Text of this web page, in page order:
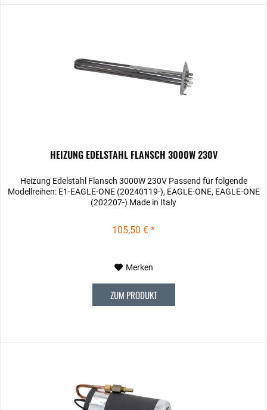
HEIZUNG EDELSTAHL FLANSCH 3000W 230V
Heizung Edelstahl Flansch 3000W 230V Passend für folgende
Modellreihen: E1-EAGLE-ONE (20240119-), EAGLE-ONE, EAGLE-ONE
(202207-) Made in Italy
105,50 € *
Merken
ZUM PRODUKT